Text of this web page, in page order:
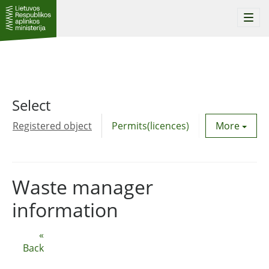
Select
Registered object Permits(licences) Utility
More
«
Back
Waste manager
information